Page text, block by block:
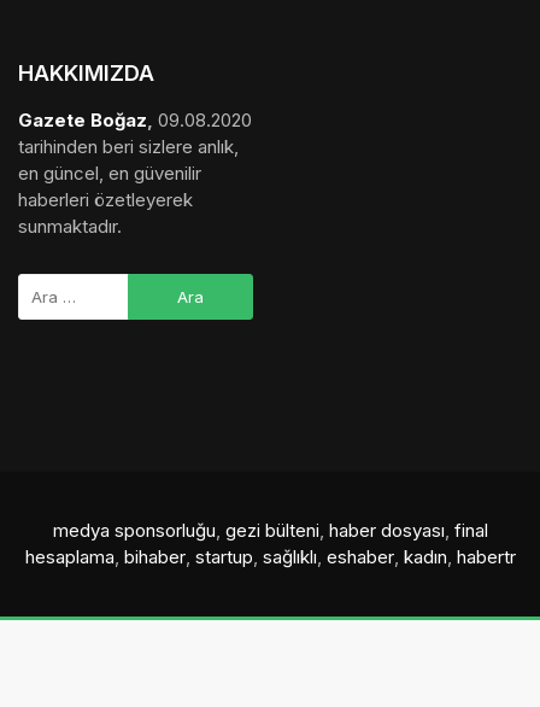
HAKKIMIZDA
Gazete Boğaz 09.08.2020
tarihinden beri sizlere anlık,
en güncel, en güvenilir
haberleri özetleyerek
sunmaktadır.
medya sponsorluğu gezi bülteni haber dosyası final
hesaplama bihaber, startup sağlıklı eshaber, kadın habertr